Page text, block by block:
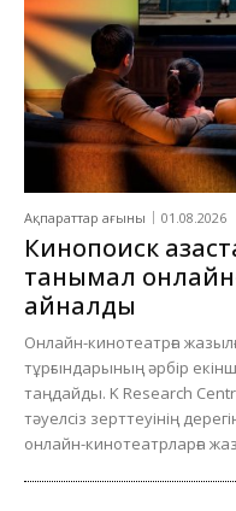
Ақпараттар ағыны 01.08.2026
Кинопоиск
танымал
айналды
Онлайн-кинотеатрға
тұрғындарының әрбір
таңдайды. K Research
тәуелсіз зерттеуінің
онлайн-кинотеатрларға